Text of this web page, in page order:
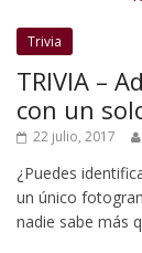
Trivia
TRIVIA –
con un
22 julio, 2017
¿Puedes
un único
nadie sabe más